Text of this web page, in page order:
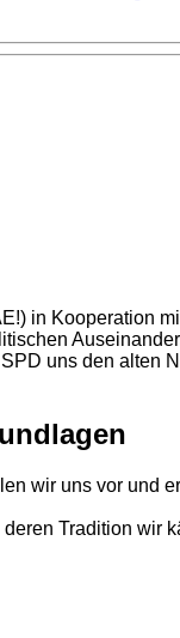
in Kooperation
uns den alten
wir uns vor und
Tradition wir